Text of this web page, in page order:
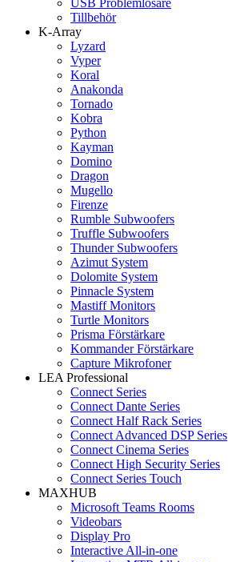
USB Problemlösare
Tillbehör
K-Array
Lyzard
Vyper
Koral
Anakonda
Tornado
Kobra
Python
Kayman
Domino
Dragon
Mugello
Firenze
Rumble Subwoofers
Truffle Subwoofers
Thunder Subwoofers
Azimut System
Dolomite System
Pinnacle System
Mastiff Monitors
Turtle Monitors
Prisma Förstärkare
Kommander Förstärkare
Capture Mikrofoner
LEA Professional
Connect Series
Connect Dante Series
Connect Half Rack Series
Connect Advanced DSP Series
Connect Cinema Series
Connect High Security Series
Connect Series Touch
MAXHUB
Microsoft Teams Rooms
Videobars
Display Pro
Interactive All-in-one